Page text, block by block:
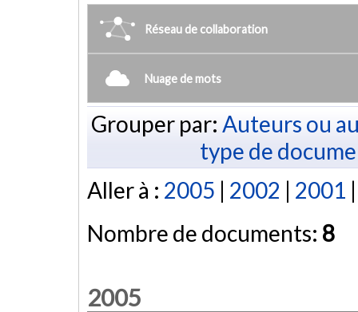
Réseau de collaboration
Nuage de mots
Grouper par: Auteurs ou
type de
Aller à : 2005 | 2002 | 2001
Nombre de documents: 8
2005